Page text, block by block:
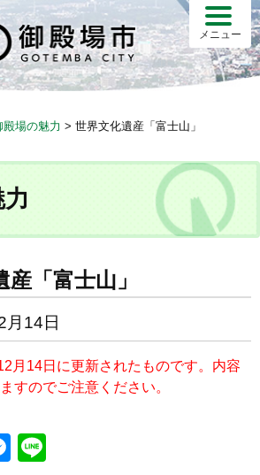
メニュー
殿場の魅力 > 世界文化遺産「富士山」
「富士山」
月14日
月14日に更新されたものです。内容
すのでご注意ください。
M